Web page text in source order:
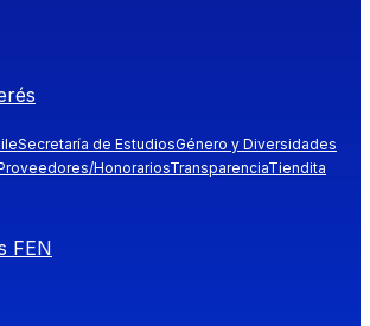
Secretaría de EstudiosGénero y Diversidades
HonorariosTransparenciaTiendita
FEN